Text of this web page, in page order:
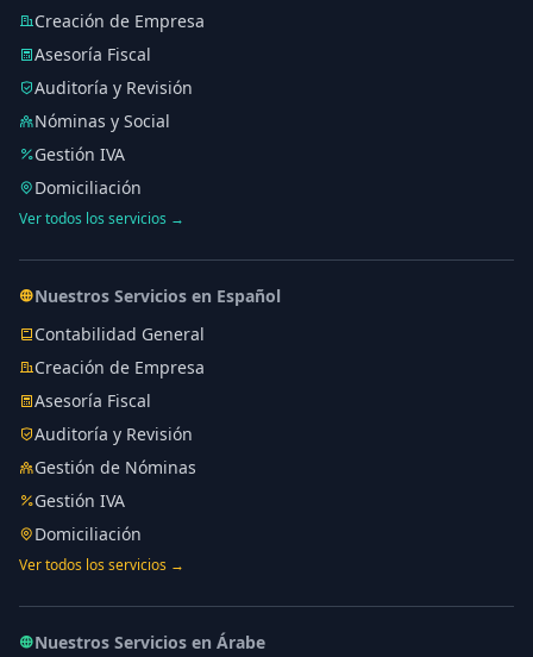
Creación de Empresa
Asesoría Fiscal
Auditoría y Revisión
Nóminas y Social
Gestión IVA
Domiciliación
Ver todos los servicios →
Nuestros Servicios en Español
Contabilidad General
Creación de Empresa
Asesoría Fiscal
Auditoría y Revisión
Gestión de Nóminas
Gestión IVA
Domiciliación
Ver todos los servicios →
Nuestros Servicios en Árabe